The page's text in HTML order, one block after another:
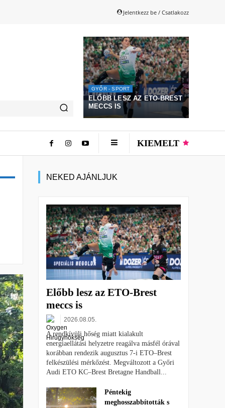
Jelentkezz be / Csatlakozz
GYŐR - SPORT
ELŐBB LESZ AZ ETO-BREST
MECCS IS
KIEMELT
NEKED AJÁNLJUK
Előbb lesz az ETO-Brest
meccs is
2026.08.05.
A rendkívüli hőség miatt kialakult
energiaellátási helyzetre reagálva másfél órával
korábban rendezik augusztus 7-i ETO–Brest
felkészülési mérkőzést. Megváltozott a Győri
Audi ETO KC–Brest Bretagne Handball...
Péntekig
meghosszabbították s